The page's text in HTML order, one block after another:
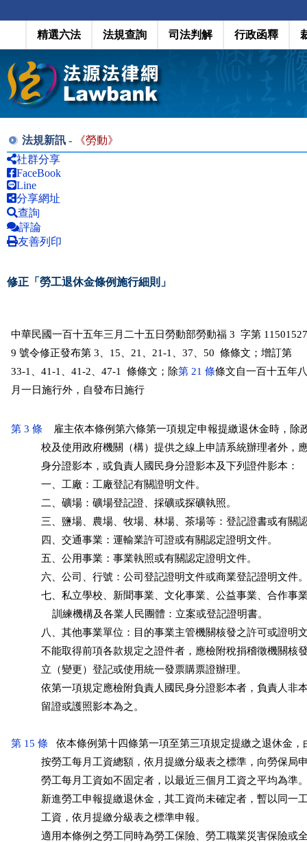
精選六法 法規查詢 司法判解 行政函釋
法規新訊 - 《勞動》
社群分享
FaceBook
Line
分享網址
查詢
評論
友善列印
修正「勞工退休金條例施行細則」
中華民國一百十五年三月二十五日勞動部勞動福 3  字第
9 號令修正發布第 3、15、21、21-1、37、50  條條文；增訂第
33-1、41-1、41-2、47-1  條條文；除第 21 條條文自一百十五年八
月一日施行外，自發布日施行
第 3 條
雇主依本條例第六條第一項規定申報提繳退休金時，除
校及使用政府機關（構）提供之線上申請系統辦理者外，
           身分證影本，或負責人國民身分證影本及下列證件影本：
           一、工廠：工廠登記有關證明文件。
           二、礦場：礦場登記證、採礦或探礦執照。
三、鹽場、農場、牧場、林場、茶場等：登記證書或有關
           四、交通事業：運輸業許可證或有關認定證明文件。
           五、公用事業：事業執照或有關認定證明文件。
六、公司、行號：公司登記證明文件或商業登記證明文件
七、私立學校、新聞事業、文化事業、公益事業、合作事
               訓練機構及各業人民團體：立案或登記證明書。
八、其他事業單位：目的事業主管機關核發之許可或證明
不能取得前項各款規定之證件者，應檢附稅捐稽徵機關核
           立（變更）登記或使用統一發票購票證辦理。
依第一項規定應檢附負責人國民身分證影本者，負責人非
           留證或護照影本為之。
第 15 條
依本條例第十四條第一項至第三項規定提繳之退休金
按勞工每月工資總額，依月提繳分級表之標準，向勞保局
勞工每月工資如不固定者，以最近三個月工資之平均為準
新進勞工申報提繳退休金，其工資尚未確定者，暫以同一
           工資，依月提繳分級表之標準申報。
適用本條例之勞工同時為勞工保險、勞工職業災害保險或